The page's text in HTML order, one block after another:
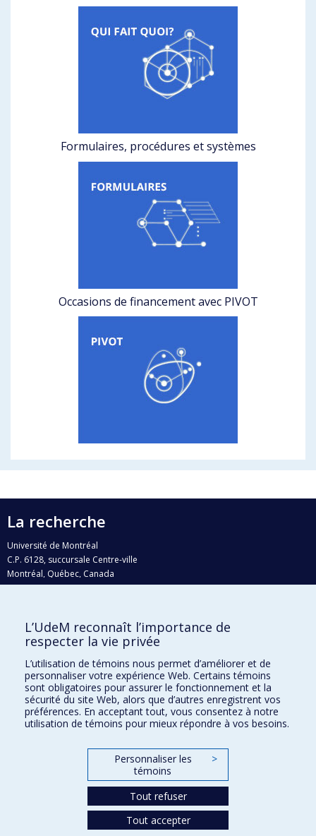
Formulaires, procédures et systèmes
Occasions de financement avec PIVOT
La recherche
Université de Montréal
C.P. 6128, succursale Centre-ville
Montréal, Québec, Canada
H3C 3J7
Qui fait quoi?
Nous trouver
Plan du site
Accessibilité
L’UdeM reconnaît l’importance de
respecter la vie privée
L’utilisation de témoins nous permet d’améliorer et de
personnaliser votre expérience Web. Certains témoins
sont obligatoires pour assurer le fonctionnement et la
sécurité du site Web, alors que d’autres enregistrent vos
préférences. En acceptant tout, vous consentez à notre
utilisation de témoins pour mieux répondre à vos besoins.
Personnaliser les
témoins
>
Tout refuser
Tout accepter